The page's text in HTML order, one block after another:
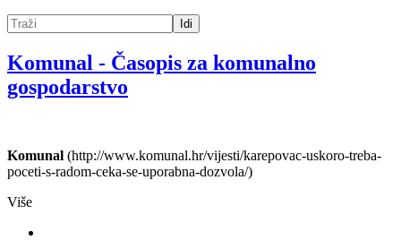
Idi
Komunal - Časopis za komunalno
gospodarstvo
Komunal (http://www.komunal.hr/vijesti/karepovac-uskoro-treba-
poceti-s-radom-ceka-se-uporabna-dozvola/)
Više